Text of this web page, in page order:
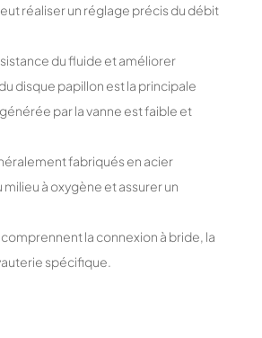
réaliser un réglage précis du débit
du fluide et améliorer
disque papillon est la principale
par la vanne est faible et
fabriqués en acier
à oxygène et assurer un
la connexion à bride, la
spécifique.